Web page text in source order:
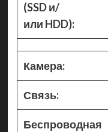
(SSD и/
или HDD):
Камера:
Связь:
Беспроводная